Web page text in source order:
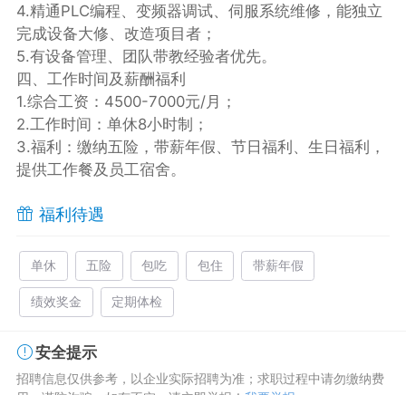
4.精通PLC编程、变频器调试、伺服系统维修，能独立
完成设备大修、改造项目者；
5.有设备管理、团队带教经验者优先。
四、工作时间及薪酬福利
1.综合工资：4500-7000元/月；
2.工作时间：单休8小时制；
3.福利：缴纳五险，带薪年假、节日福利、生日福利，
提供工作餐及员工宿舍。
福利待遇
单休 五险 包吃 包住 带薪年假
绩效奖金 定期体检
安全提示
招聘信息仅供参考，以企业实际招聘为准；求职过程中请勿缴纳费